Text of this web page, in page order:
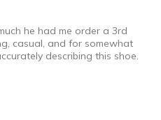
he had me order a 3rd
casual, and for somewhat
describing this shoe.